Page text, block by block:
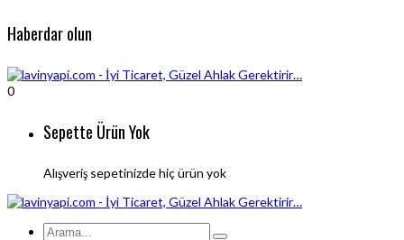
Haberdar olun
0
Sepette Ürün Yok
Alışveriş sepetinizde hiç ürün yok